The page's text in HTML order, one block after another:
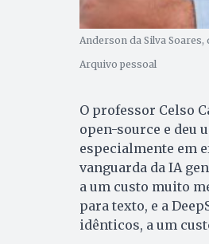
Anderson da Silva
Arquivo pessoal
O professor Celso
open-source e deu
especialmente em
vanguarda da IA
a um custo muito
para texto, e a
idênticos, a um